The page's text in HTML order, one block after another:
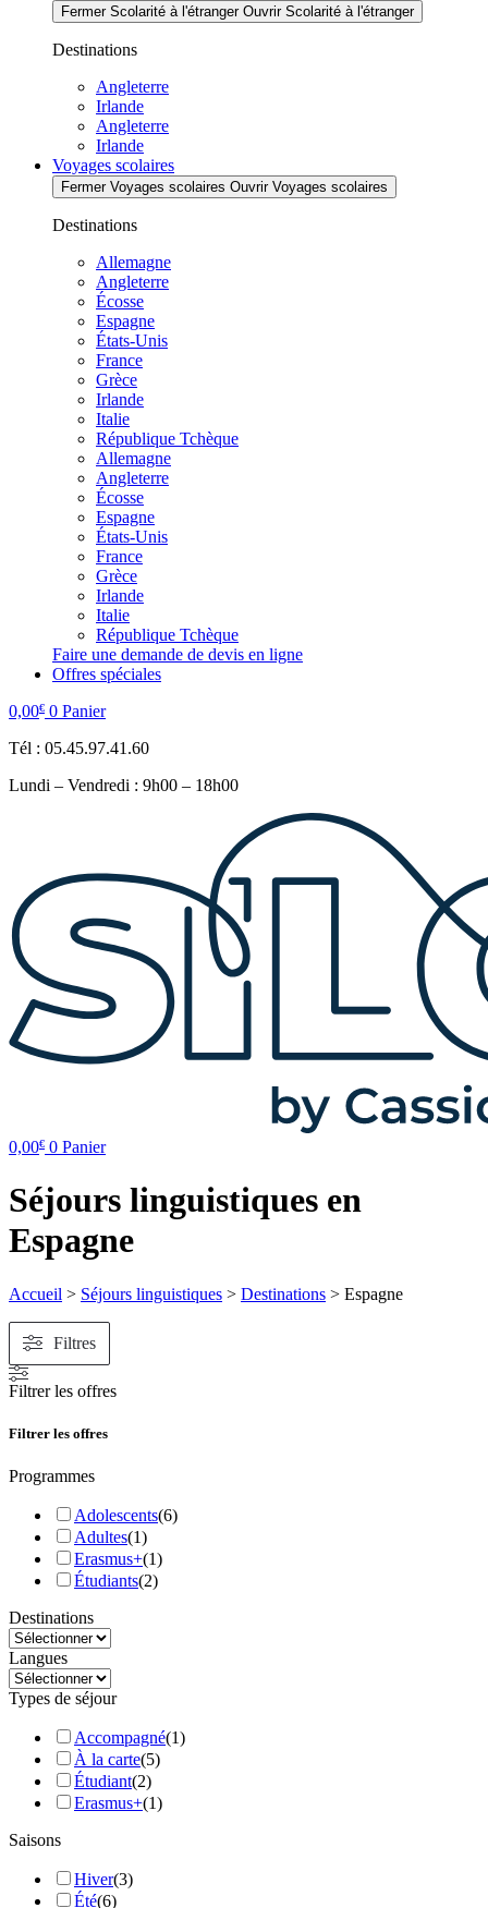
Fermer Scolarité à l'étranger Ouvrir Scolarité à l'étranger
Destinations
Angleterre
Irlande
Angleterre
Irlande
Voyages scolaires
Fermer Voyages scolaires Ouvrir Voyages scolaires
Destinations
Allemagne
Angleterre
Écosse
Espagne
États-Unis
France
Grèce
Irlande
Italie
République Tchèque
Allemagne
Angleterre
Écosse
Espagne
États-Unis
France
Grèce
Irlande
Italie
République Tchèque
Faire une demande de devis en ligne
Offres spéciales
0,00€ 0 Panier
Tél : 05.45.97.41.60
Lundi – Vendredi : 9h00 – 18h00
0,00€ 0 Panier
Séjours linguistiques en
Espagne
Accueil > Séjours linguistiques > Destinations > Espagne
Filtres
Filtrer les offres
Filtrer les offres
Programmes
Adolescents(6)
Adultes(1)
Erasmus+(1)
Étudiants(2)
Destinations
Langues
Types de séjour
Accompagné(1)
À la carte(5)
Étudiant(2)
Erasmus+(1)
Saisons
Hiver(3)
Été(6)